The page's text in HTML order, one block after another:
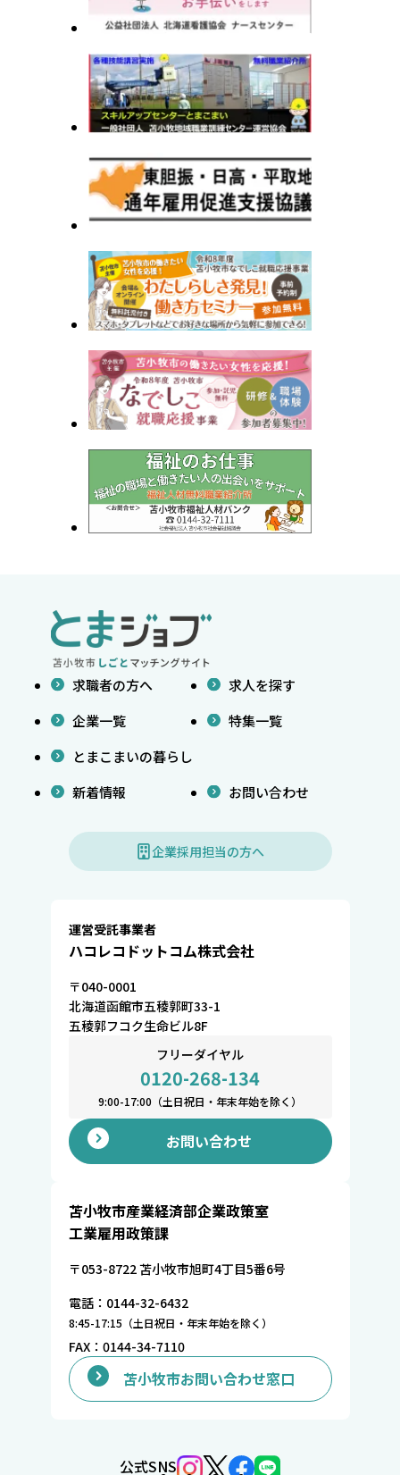
求職者の方へ
求人を探す
企業一覧
特集一覧
とまこまいの暮らし
新着情報
お問い合わせ
企業採用担当の方へ
運営受託事業者
ハコレコドットコム株式会社
〒040-0001
北海道函館市五稜郭町33-1
五稜郭フコク生命ビル8F
フリーダイヤル
0120-268-134
9:00-17:00（土日祝日・年末年始を除く）
お問い合わせ
苫小牧市産業経済部企業政策室
工業雇用政策課
〒053-8722 苫小牧市旭町4丁目5番6号
電話：0144-32-6432
8:45-17:15（土日祝日・年末年始を除く）
FAX：0144-34-7110
苫小牧市お問い合わせ窓口
公式SNS